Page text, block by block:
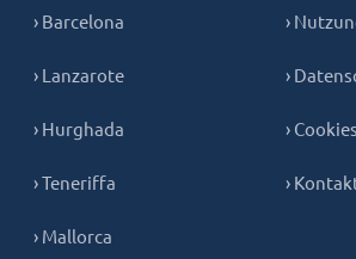
› Barcelona
› Lanzarote
› Hurghada
› Teneriffa
› Mallorca
›
›
› Cookies
›